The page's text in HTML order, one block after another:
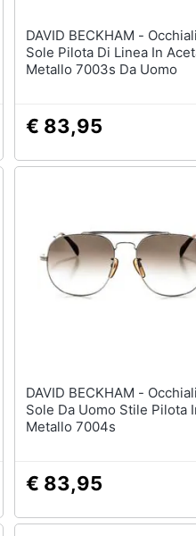
DAVID BECKHAM - Occhiali Da
Sole Pilota Di Linea In
Metallo 7003s Da Uomo
€ 83,95
DAVID BECKHAM - Occhiali Da
Sole Da Uomo Stile Pilota
Metallo 7004s
€ 83,95